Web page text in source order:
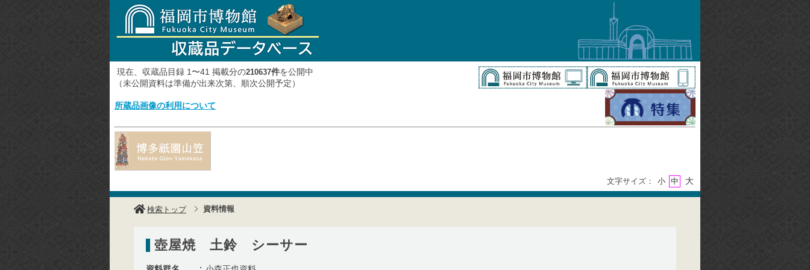
現在、収蔵品目録 1〜41 掲載分の210637件を公開中
（未公開資料は準備が出来次第、順次公開予定）
所蔵品画像の利用について
文字サイズ： 小 中 大
検索トップ 資料情報
壺屋焼 土鈴 シーサー